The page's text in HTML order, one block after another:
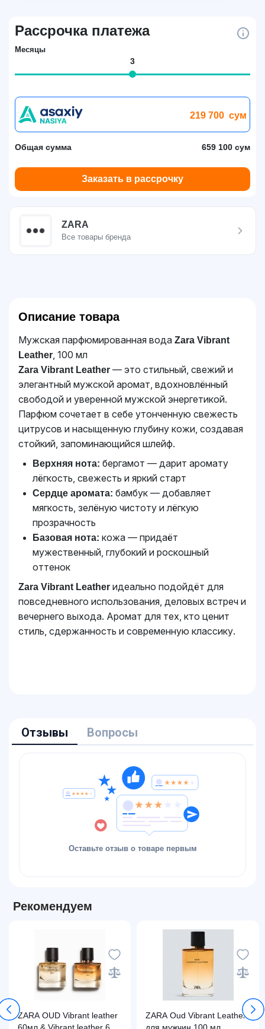
Рассрочка платежа
Месяцы
3
219 700 сум
Общая сумма 659 100 сум
Заказать в рассрочку
ZARA
Все товары бренда
Описание товара
Мужская парфюмированная вода Zara Vibrant
Leather, 100 мл
Zara Vibrant Leather — это стильный, свежий и
элегантный мужской аромат, вдохновлённый
свободой и уверенной мужской энергетикой.
Парфюм сочетает в себе утонченную свежесть
цитрусов и насыщенную глубину кожи, создавая
стойкий, запоминающийся шлейф.
Верхняя нота: бергамот — дарит аромату
лёгкость, свежесть и яркий старт
Сердце аромата: бамбук — добавляет
мягкость, зелёную чистоту и лёгкую
прозрачность
Базовая нота: кожа — придаёт
мужественный, глубокий и роскошный
оттенок
Zara Vibrant Leather идеально подойдёт для
повседневного использования, деловых встреч и
вечернего выхода. Аромат для тех, кто ценит
стиль, сдержанность и современную классику.
Отзывы Вопросы
Оставьте отзыв о товаре первым
Рекомендуем
ZARA OUD Vibrant leather
60мл & Vibrant leather 60
ZARA Oud Vibrant Leather
для мужчин 100 мл